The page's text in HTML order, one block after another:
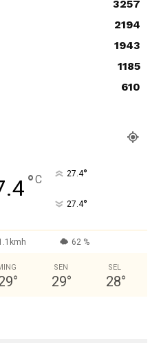
3257
2194
1943
1185
610
°C 27.4°
27.4°
62 %
°
SEN
29°
SEL
28°